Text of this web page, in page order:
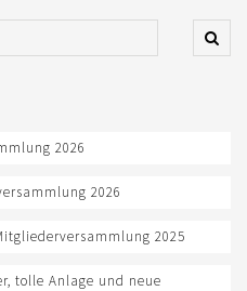
2026
2026
2025
tolle Anlage und neue